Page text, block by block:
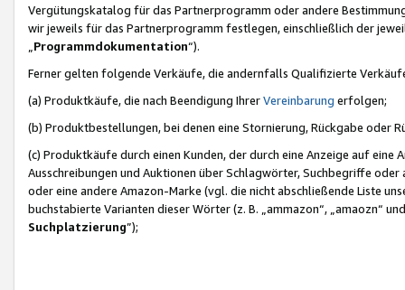
Vergütungskatalog für das Partnerprogramm oder andere
wir jeweils für das Partnerprogramm festlegen, einschließlich der
Programmdokumentation“).
Ferner gelten folgende Verkäufe, die andernfalls Qualifizierte
(a) Produktkäufe, die nach Beendigung IhrerVereinbarung erfolgen;
(b) Produktbestellungen, bei denen eine Stornierung, Rückgabe oder
(c) Produktkäufe durch einen Kunden, der durch eine Anzeige auf
Ausschreibungen und Auktionen über Schlagwörter, Suchbegriffe
oder eine andere Amazon-Marke (vgl. die nicht abschließende Liste
buchstabierte Varianten dieser Wörter (z. B. „ammazon“, „amaozn“
Suchplatzierung”);